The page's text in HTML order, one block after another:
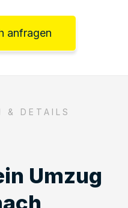
anfragen
& DETAILS
Umzug